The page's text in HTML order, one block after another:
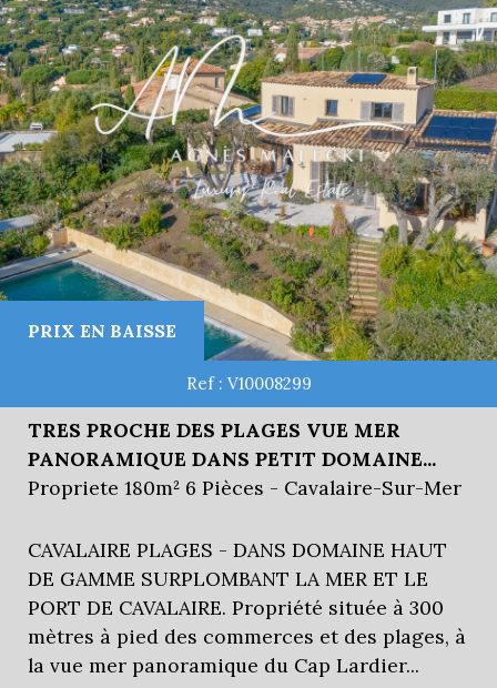
PRIX EN BAISSE
Ref : V10008299
TRES PROCHE DES PLAGES VUE MER
PANORAMIQUE DANS PETIT DOMAINE...
Propriete 180m² 6 Pièces - Cavalaire-Sur-Mer
CAVALAIRE PLAGES - DANS DOMAINE HAUT
DE GAMME SURPLOMBANT LA MER ET LE
PORT DE CAVALAIRE. Propriété située à 300
mètres à pied des commerces et des plages, à
la vue mer panoramique du Cap Lardier...